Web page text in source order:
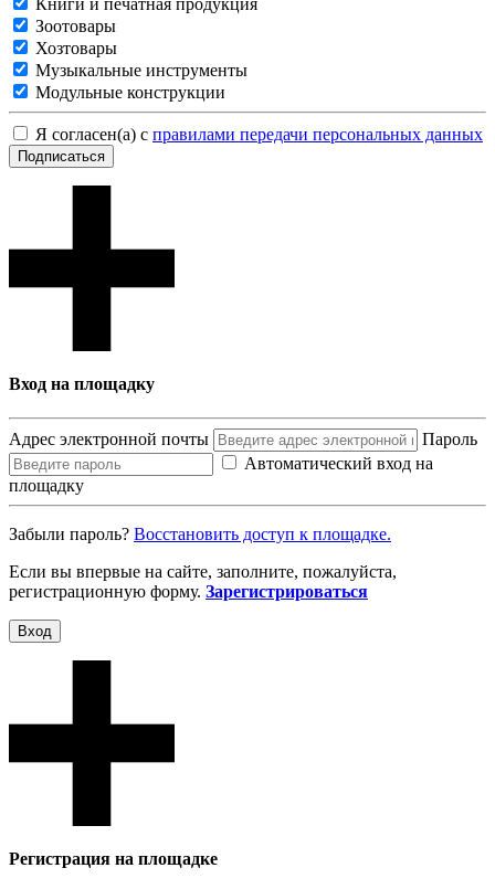
Зоотовары
Хозтовары
Музыкальные инструменты
Модульные конструкции
Я согласен(а) с правилами передачи персональных данных
Подписаться
Вход на площадку
Адрес электронной почты
Пароль
Автоматический вход на
площадку
Забыли пароль? Восcтановить доступ к площадке.
Если вы впервые на сайте, заполните, пожалуйста,
регистрационную форму. Зарегистрироваться
Вход
Регистрация на площадке